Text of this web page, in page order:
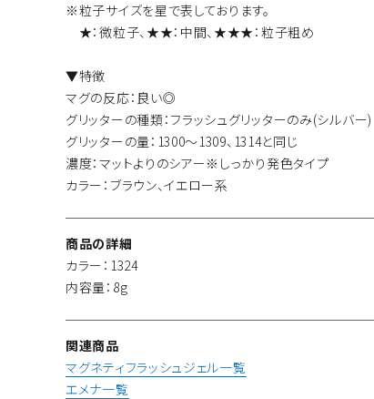
※粒子サイズを星で表しております。
★：微粒子、★★：中間、★★★：粒子粗め
▼特徴
マグの反応：良い◎
グリッターの種類：フラッシュグリッターのみ(シルバー)
グリッターの量：1300～1309、1314と同じ
濃度：マットよりのシアー※しっかり発色タイプ
カラー：ブラウン、イエロー系
商品の詳細
カラー：1324
内容量：8g
関連商品
マグネティフラッシュジェル一覧
エメナ一覧